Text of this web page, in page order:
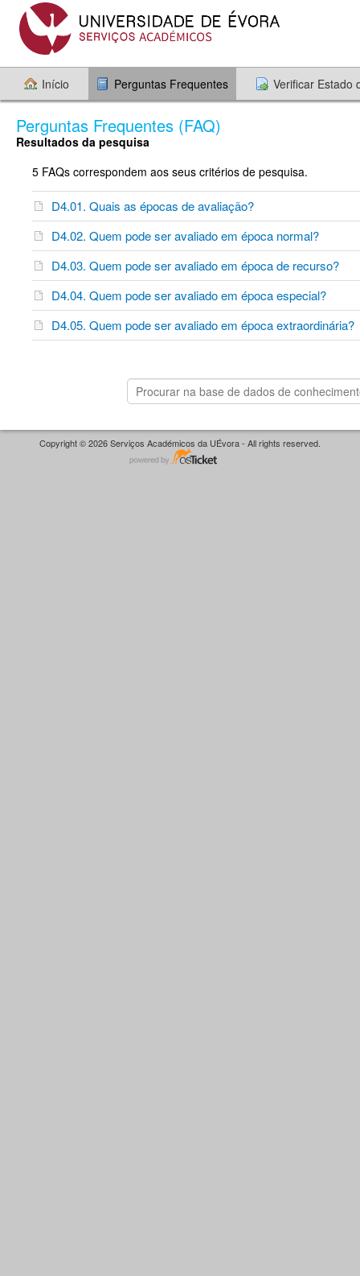
Início Perguntas Frequentes Verificar Estado
Perguntas Frequentes (FAQ)
Resultados da pesquisa
5 FAQs correspondem aos seus critérios de pesquisa.
D4.01. Quais as épocas de avaliação?
D4.02. Quem pode ser avaliado em época normal?
D4.03. Quem pode ser avaliado em época de recurso?
D4.04. Quem pode ser avaliado em época especial?
D4.05. Quem pode ser avaliado em época extraordinária?
Copyright © 2026 Serviços Académicos da UÉvora - All rights reserved.